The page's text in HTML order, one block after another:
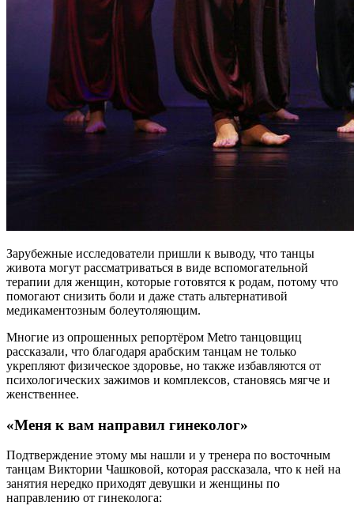
Зарубежные исследователи пришли к выводу, что танцы
живота могут рассматриваться в виде вспомогательной
терапии для женщин, которые готовятся к родам, потому что
помогают снизить боли и даже стать альтернативой
медикаментозным болеутоляющим.
Многие из опрошенных репортёром Metro танцовщиц
рассказали, что благодаря арабским танцам не только
укрепляют физическое здоровье, но также избавляются от
психологических зажимов и комплексов, становясь мягче и
женственнее.
«Меня к вам направил гинеколог»
Подтверждение этому мы нашли и у тренера по восточным
танцам Виктории Чашковой, которая рассказала, что к ней на
занятия нередко приходят девушки и женщины по
направлению от гинеколога: